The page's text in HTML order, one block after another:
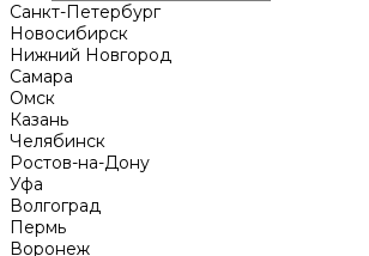
Санкт-Петербург
Новосибирск
Нижний Новгород
Cамара
Омск
Казань
Челябинск
Ростов-на-Дону
Уфа
Волгоград
Пермь
Воронеж